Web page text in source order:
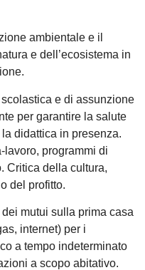
ambientale e il
e dell’ecosistema in
e di assunzione
per garantire la salute
didattica in presenza.
lavoro, programmi di
Critica della cultura,
del profitto.
mutui sulla prima casa
internet) per i
a tempo indeterminato
a scopo abitativo.